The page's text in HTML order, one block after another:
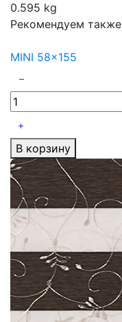
0.595 kg
Рекомендуем также
MINI 58x155
В корзину